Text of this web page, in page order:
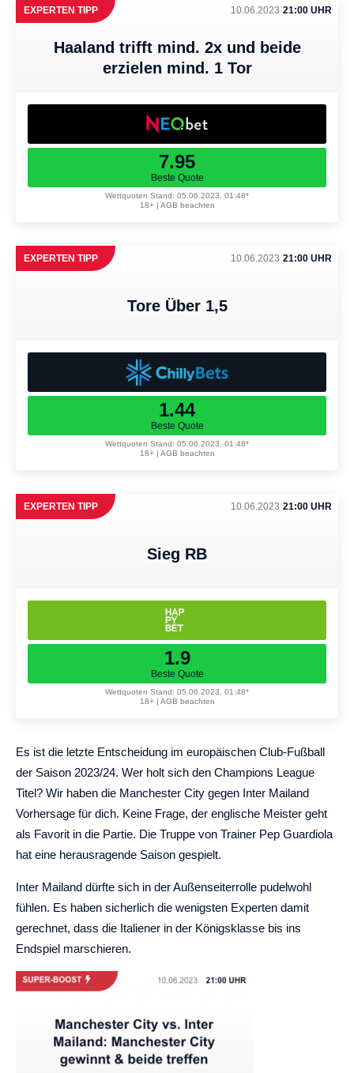
EXPERTEN TIPP 10.06.2023 21:00 UHR
Haaland trifft mind. 2x und beide
erzielen mind. 1 Tor
7.95
Beste Quote
Wettquoten Stand: 05.06.2023, 01:48*
18+ | AGB beachten
EXPERTEN TIPP 10.06.2023 21:00 UHR
Tore Über 1,5
1.44
Beste Quote
Wettquoten Stand: 05.06.2023, 01:48*
18+ | AGB beachten
EXPERTEN TIPP 10.06.2023 21:00 UHR
Sieg RB
1.9
Beste Quote
Wettquoten Stand: 05.06.2023, 01:48*
18+ | AGB beachten
Es ist die letzte Entscheidung im europäischen Club-Fußball
der Saison 2023/24. Wer holt sich den Champions League
Titel? Wir haben die Manchester City gegen Inter Mailand
Vorhersage für dich. Keine Frage, der englische Meister geht
als Favorit in die Partie. Die Truppe von Trainer Pep Guardiola
hat eine herausragende Saison gespielt.
Inter Mailand dürfte sich in der Außenseiterrolle pudelwohl
fühlen. Es haben sicherlich die wenigsten Experten damit
gerechnet, dass die Italiener in der Königsklasse bis ins
Endspiel marschieren.